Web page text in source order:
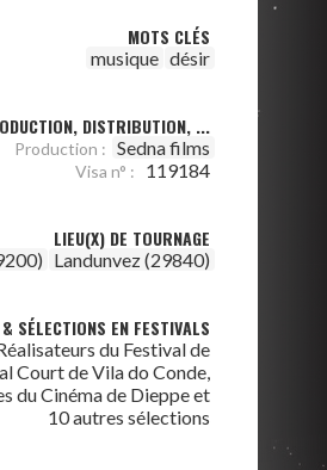
MOTS CLÉS
musique désir
DISTRIBUTION, ...
Production : Sedna films
Visa n° : 119184
LIEU(X) DE TOURNAGE
Landunvez (29840)
SÉLECTIONS EN FESTIVALS
du Festival de
Court de Vila do Conde,
du Cinéma de Dieppe et
10 autres sélections